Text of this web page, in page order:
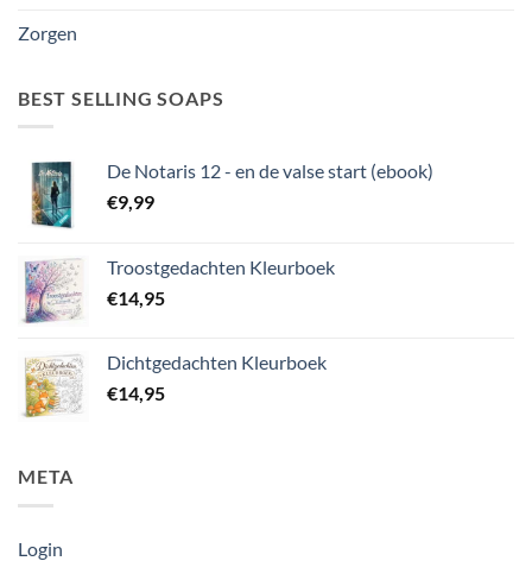
Zorgen
BEST SELLING SOAPS
De Notaris 12 - en de valse start (ebook)
€9,99
Troostgedachten Kleurboek
€14,95
Dichtgedachten Kleurboek
€14,95
META
Login